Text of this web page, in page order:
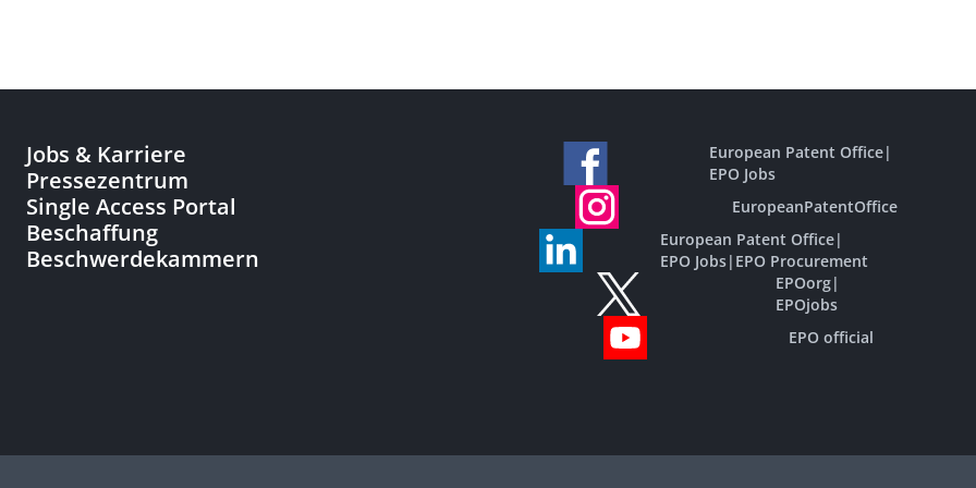
Jobs & Karriere
Pressezentrum
Single Access Portal
Beschaffung
Beschwerdekammern
European Patent Office|
EPO Jobs
EuropeanPatentOffice
European Patent Office|
EPO Jobs| EPO Procurement
EPOorg|
EPOjobs
EPO official